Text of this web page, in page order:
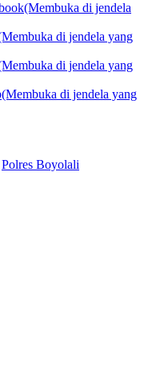
di jendela
di jendela yang
di jendela yang
di jendela yang
Polres Boyolali